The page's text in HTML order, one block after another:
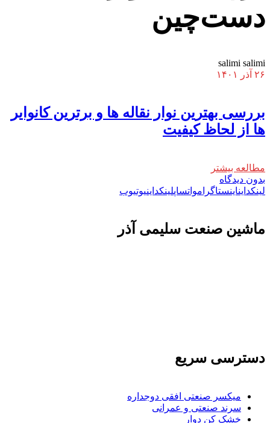
دست‌چین
salimi salimi
۲۶ آذر ۱۴۰۱
بررسی بهترین نوار نقاله ها و برترین کانوایر
ها از لحاظ کیفیت
مطالعه بیشتر
بدون دیدگاه
لینکدایناینستاگرامواتساپلینکداینیوتیوب
ماشين صنعت سليمی آذر
دسترسی سریع
میکسر صنعتی افقی دوجداره
سرند صنعتی و عمرانی
خشک کن دوار